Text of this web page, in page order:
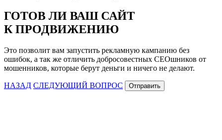
ГОТОВ ЛИ ВАШ САЙТ
К ПРОДВИЖЕНИЮ
Это позволит вам запустить рекламную кампанию без
ошибок, а так же отличить добросовестных СЕОшников от
мошенников, которые берут деньги и ничего не делают.
НАЗАД СЛЕДУЮЩИЙ ВОПРОС Отправить